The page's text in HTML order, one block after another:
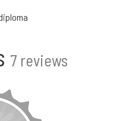
7 reviews